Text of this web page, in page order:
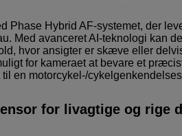
Phase Hybrid AF-systemet, der
Med avanceret AI-teknologi kan
hvor ansigter er skæve eller
for kameraet at bevare et
en motorcykel-/
for livagtige og rige